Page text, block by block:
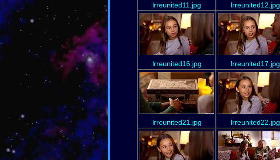
lrreunited11.jpg lrreunited12.jpg
lrreunited16.jpg lrreunited17.jpg
lrreunited21.jpg lrreunited22.jpg